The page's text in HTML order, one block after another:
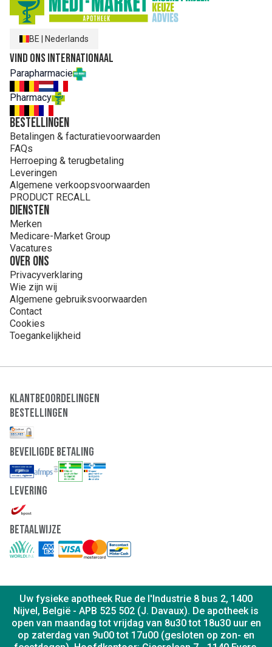
BE Nederlands
Vind ons internationaal
Parapharmacie
Pharmacy
Bestellingen
Betalingen & facturatievoorwaarden
FAQs
Herroeping & terugbetaling
Leveringen
Algemene verkoopsvoorwaarden
PRODUCT RECALL
Diensten
Merken
Medicare-Market Group
Vacatures
Over ons
Privacyverklaring
Wie zijn wij
Algemene gebruiksvoorwaarden
Contact
Cookies
Toegankelijkheid
Klantbeoordelingen
Bestellingen
Beveiligde Betaling
Levering
Betaalwijze
Uw fysieke apotheek Rue de l'Industrie 8 bus 2, 1400
Nijvel, België - APB 525 502 (J. Davaux). De apotheek is
open van maandag tot vrijdag van 8u30 tot 18u30 uur en
op zaterdag van 9u00 tot 17u00 (gesloten op zon- en